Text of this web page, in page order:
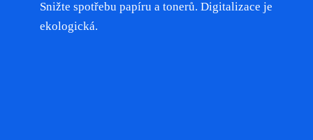
Snižte spotřebu papíru a tonerů. Digitalizace je
ekologická.